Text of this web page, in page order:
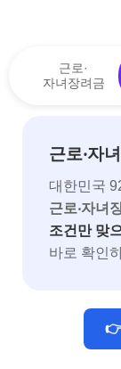
근로·
자녀장려금
근로‧자
대한민국
근로‧자녀
조건만 맞
바로 확인